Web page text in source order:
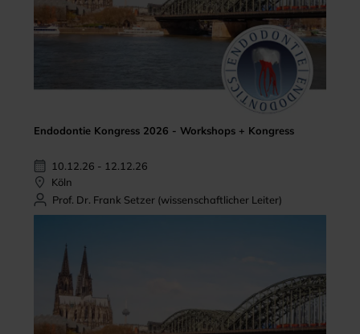
Endodontie Kongress 2026 - Workshops + Kongress
10.12.26 - 12.12.26
Köln
Prof. Dr. Frank Setzer (wissenschaftlicher Leiter)